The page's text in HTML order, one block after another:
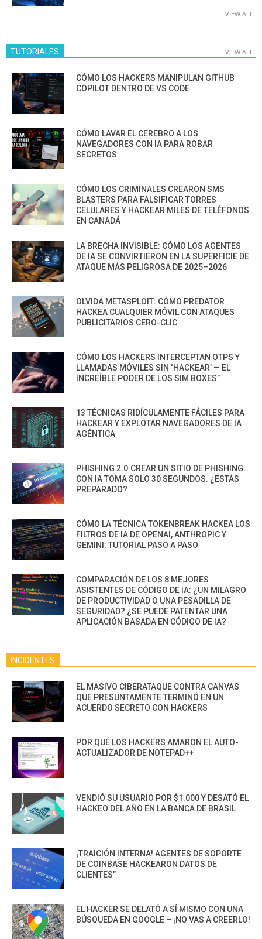
VIEW ALL
TUTORIALES VIEW ALL
CÓMO LOS HACKERS MANIPULAN GITHUB
COPILOT DENTRO DE VS CODE
CÓMO LAVAR EL CEREBRO A LOS
NAVEGADORES CON IA PARA ROBAR
SECRETOS
CÓMO LOS CRIMINALES CREARON SMS
BLASTERS PARA FALSIFICAR TORRES
CELULARES Y HACKEAR MILES DE TELÉFONOS
EN CANADÁ
LA BRECHA INVISIBLE: CÓMO LOS AGENTES
DE IA SE CONVIRTIERON EN LA SUPERFICIE DE
ATAQUE MÁS PELIGROSA DE 2025–2026
OLVIDA METASPLOIT: CÓMO PREDATOR
HACKEA CUALQUIER MÓVIL CON ATAQUES
PUBLICITARIOS CERO-CLIC
CÓMO LOS HACKERS INTERCEPTAN OTPS Y
LLAMADAS MÓVILES SIN ‘HACKEAR’ — EL
INCREÍBLE PODER DE LOS SIM BOXES”
13 TÉCNICAS RIDÍCULAMENTE FÁCILES PARA
HACKEAR Y EXPLOTAR NAVEGADORES DE IA
AGÉNTICA
PHISHING 2.0:CREAR UN SITIO DE PHISHING
CON IA TOMA SOLO 30 SEGUNDOS. ¿ESTÁS
PREPARADO?
CÓMO LA TÉCNICA TOKENBREAK HACKEA LOS
FILTROS DE IA DE OPENAI, ANTHROPIC Y
GEMINI: TUTORIAL PASO A PASO
COMPARACIÓN DE LOS 8 MEJORES
ASISTENTES DE CÓDIGO DE IA: ¿UN MILAGRO
DE PRODUCTIVIDAD O UNA PESADILLA DE
SEGURIDAD? ¿SE PUEDE PATENTAR UNA
APLICACIÓN BASADA EN CÓDIGO DE IA?
INCIDENTES
EL MASIVO CIBERATAQUE CONTRA CANVAS
QUE PRESUNTAMENTE TERMINÓ EN UN
ACUERDO SECRETO CON HACKERS
POR QUÉ LOS HACKERS AMARON EL AUTO-
ACTUALIZADOR DE NOTEPAD++
VENDIÓ SU USUARIO POR $1.000 Y DESATÓ EL
HACKEO DEL AÑO EN LA BANCA DE BRASIL
¡TRAICIÓN INTERNA! AGENTES DE SOPORTE
DE COINBASE HACKEARON DATOS DE
CLIENTES”
EL HACKER SE DELATÓ A SÍ MISMO CON UNA
BÚSQUEDA EN GOOGLE – ¡NO VAS A CREERLO!